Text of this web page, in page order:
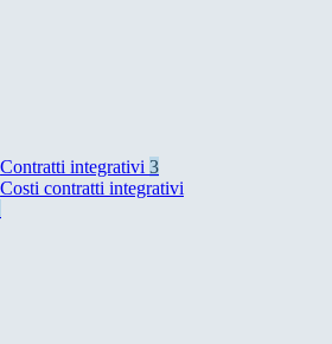
Contratti integrativi 3
Costi contratti integrativi